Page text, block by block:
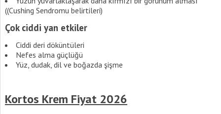
((Cushing Sendromu belirtileri)
Çok ciddi yan etkiler
Ciddi deri döküntüleri
Nefes alma güçlüğü
Yüz, dudak, dil ve boğazda şişme
Kortos Krem Fiyat 2026